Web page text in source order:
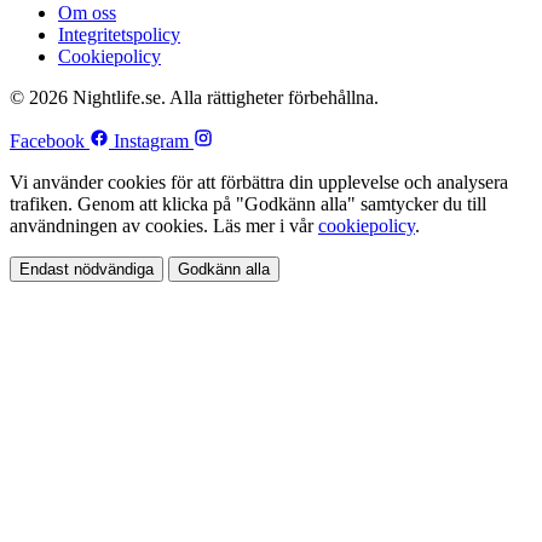
Om oss
Integritetspolicy
Cookiepolicy
© 2026 Nightlife.se. Alla rättigheter förbehållna.
Facebook
Instagram
Vi använder cookies för att förbättra din upplevelse och analysera
trafiken. Genom att klicka på "Godkänn alla" samtycker du till
användningen av cookies. Läs mer i vårcookiepolicy.
Endast nödvändiga Godkänn alla